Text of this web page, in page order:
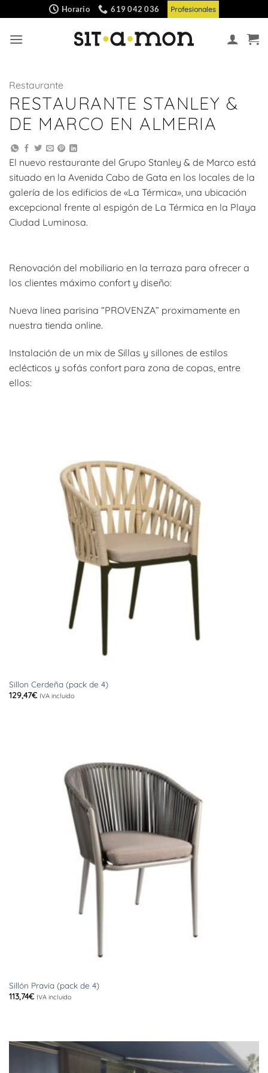
al
contenido
Horario 619 042 036 Profesionales
Restaurante
RESTAURANTE STANLEY &
DE MARCO EN ALMERIA
El nuevo restaurante del Grupo Stanley & de Marco está
situado en la Avenida Cabo de Gata en los locales de la
galería de los edificios de «La Térmica», una ubicación
excepcional frente al espigón de La Térmica en la Playa
Ciudad Luminosa.
Renovación del mobiliario en la terraza para ofrecer a
los clientes máximo confort y diseño:
Nueva linea parisina “PROVENZA” proximamente en
nuestra tienda online.
Instalación de un mix de Sillas y sillones de estilos
eclécticos y sofás confort para zona de copas, entre
ellos:
Sillon Cerdeña (pack de 4)
129,47€ IVA incluido
Sillón Pravia (pack de 4)
113,74€ IVA incluido